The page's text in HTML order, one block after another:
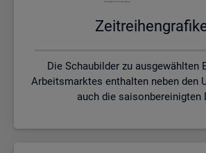
Die Schaubilder zu ausgewählten
Arbeitsmarktes enthalten neben den
auch die saisonbereinigten